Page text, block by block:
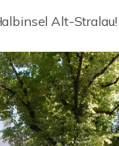
Alt-Stralau!